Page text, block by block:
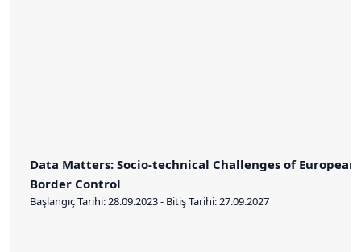
Data Matters: Socio-technical Challenges of
Border Control
Başlangıç Tarihi: 28.09.2023 - Bitiş Tarihi: 27.09.2027